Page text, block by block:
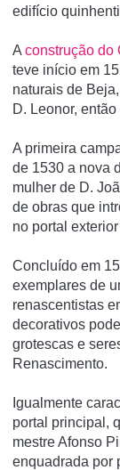
edifí­cio
A construção do
teve início em
naturais de
D. Leonor,
A primeira
de 1530 a nova
mulher de D.
de obras que
no portal
Concluído em
exemplares de
renascentistas
decorativos
grotescas e
Renascimento.
Igualmente
portal principal,
mestre Afonso
enquadrada por